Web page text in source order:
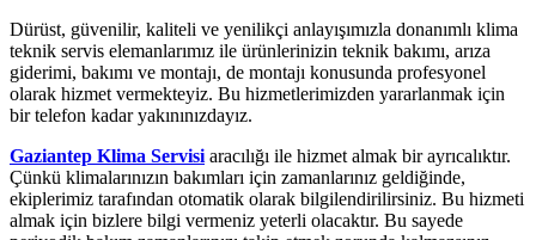
Dürüst, güvenilir, kaliteli ve yenilikçi anlayışımızla donanımlı klima
teknik servis elemanlarımız ile ürünlerinizin teknik bakımı, arıza
giderimi, bakımı ve montajı, de montajı konusunda profesyonel
olarak hizmet vermekteyiz. Bu hizmetlerimizden yararlanmak için
bir telefon kadar yakınınızdayız.
Gaziantep Klima Servisi aracılığı ile hizmet almak bir ayrıcalıktır.
Çünkü klimalarınızın bakımları için zamanlarınız geldiğinde,
ekiplerimiz tarafından otomatik olarak bilgilendirilirsiniz. Bu hizmeti
almak için bizlere bilgi vermeniz yeterli olacaktır. Bu sayede